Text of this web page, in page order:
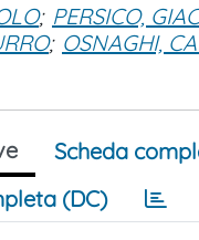
; PERSICO,
; OSNAGHI,
Scheda
(DC)